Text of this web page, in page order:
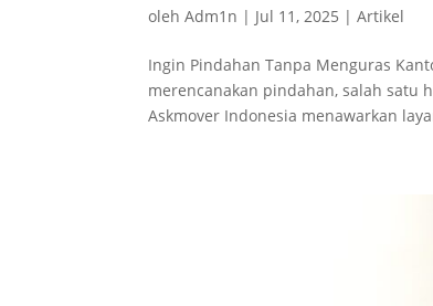
olehAdm1n | Jul 11, 2025 |Artikel
Ingin Pindahan Tanpa Menguras
merencanakan pindahan, salah satu
Askmover Indonesia menawarkan